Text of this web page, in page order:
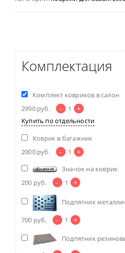
Комплектация
Комплект ковриков в салон
2990 руб. - 1 +
Купить по отдельности
Коврик в багажник
2000 руб. - 1 +
Значок на коврик
200 руб. - 1 +
Подпятник
700 руб. - 1 +
Подпятник